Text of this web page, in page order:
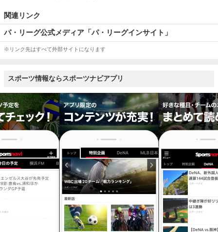
関連リンク
パ・リーグ公式メディア「パ・リーグインサイト」
※リンク先はすべて外部サイトになります
スポーツ情報ならスポーツナビアプリ